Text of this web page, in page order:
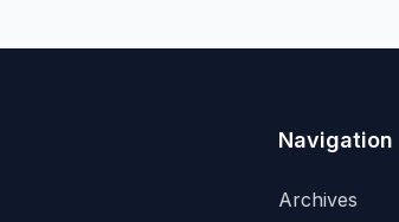
Navigation
Archives